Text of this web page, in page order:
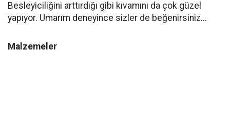
Besleyiciliğini arttırdığı gibi kıvamını da çok güzel
yapıyor. Umarım deneyince sizler de beğenirsiniz...
Malzemeler